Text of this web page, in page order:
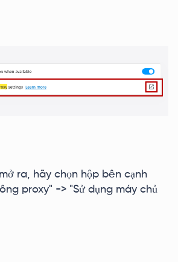
ra, hãy chọn hộp bên cạnh
proxy" -> "Sử dụng máy chủ